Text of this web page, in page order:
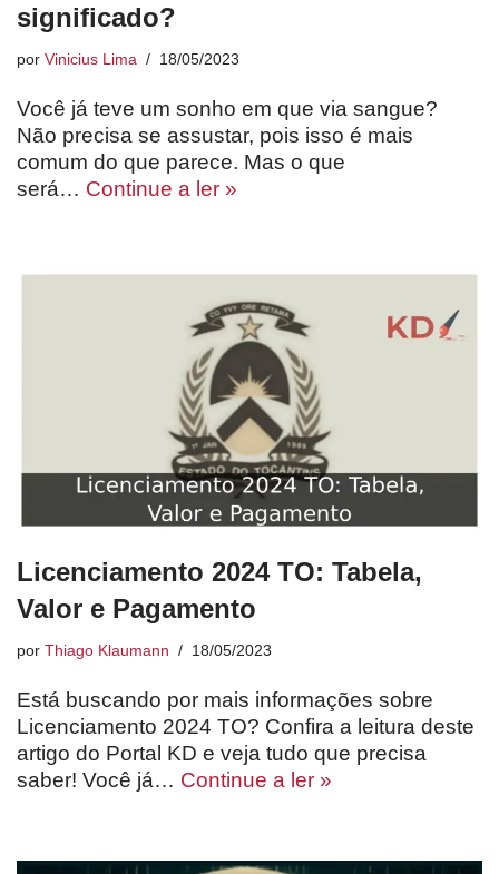
significado?
por Vinicius Lima 18/05/2023
Você já teve um sonho em que via sangue?
Não precisa se assustar, pois isso é mais
comum do que parece. Mas o que
será… Continue a ler »
Licenciamento 2024 TO: Tabela,
Valor e Pagamento
por Thiago Klaumann 18/05/2023
Está buscando por mais informações sobre
Licenciamento 2024 TO? Confira a leitura deste
artigo do Portal KD e veja tudo que precisa
saber! Você já… Continue a ler »